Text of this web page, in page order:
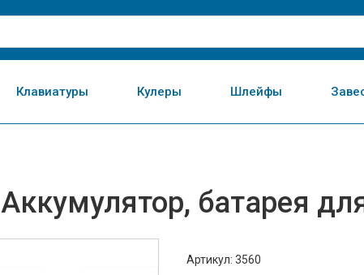
Клавиатуры Кулеры Шлейфы
Аккумулятор, батарея
Артикул: 3560